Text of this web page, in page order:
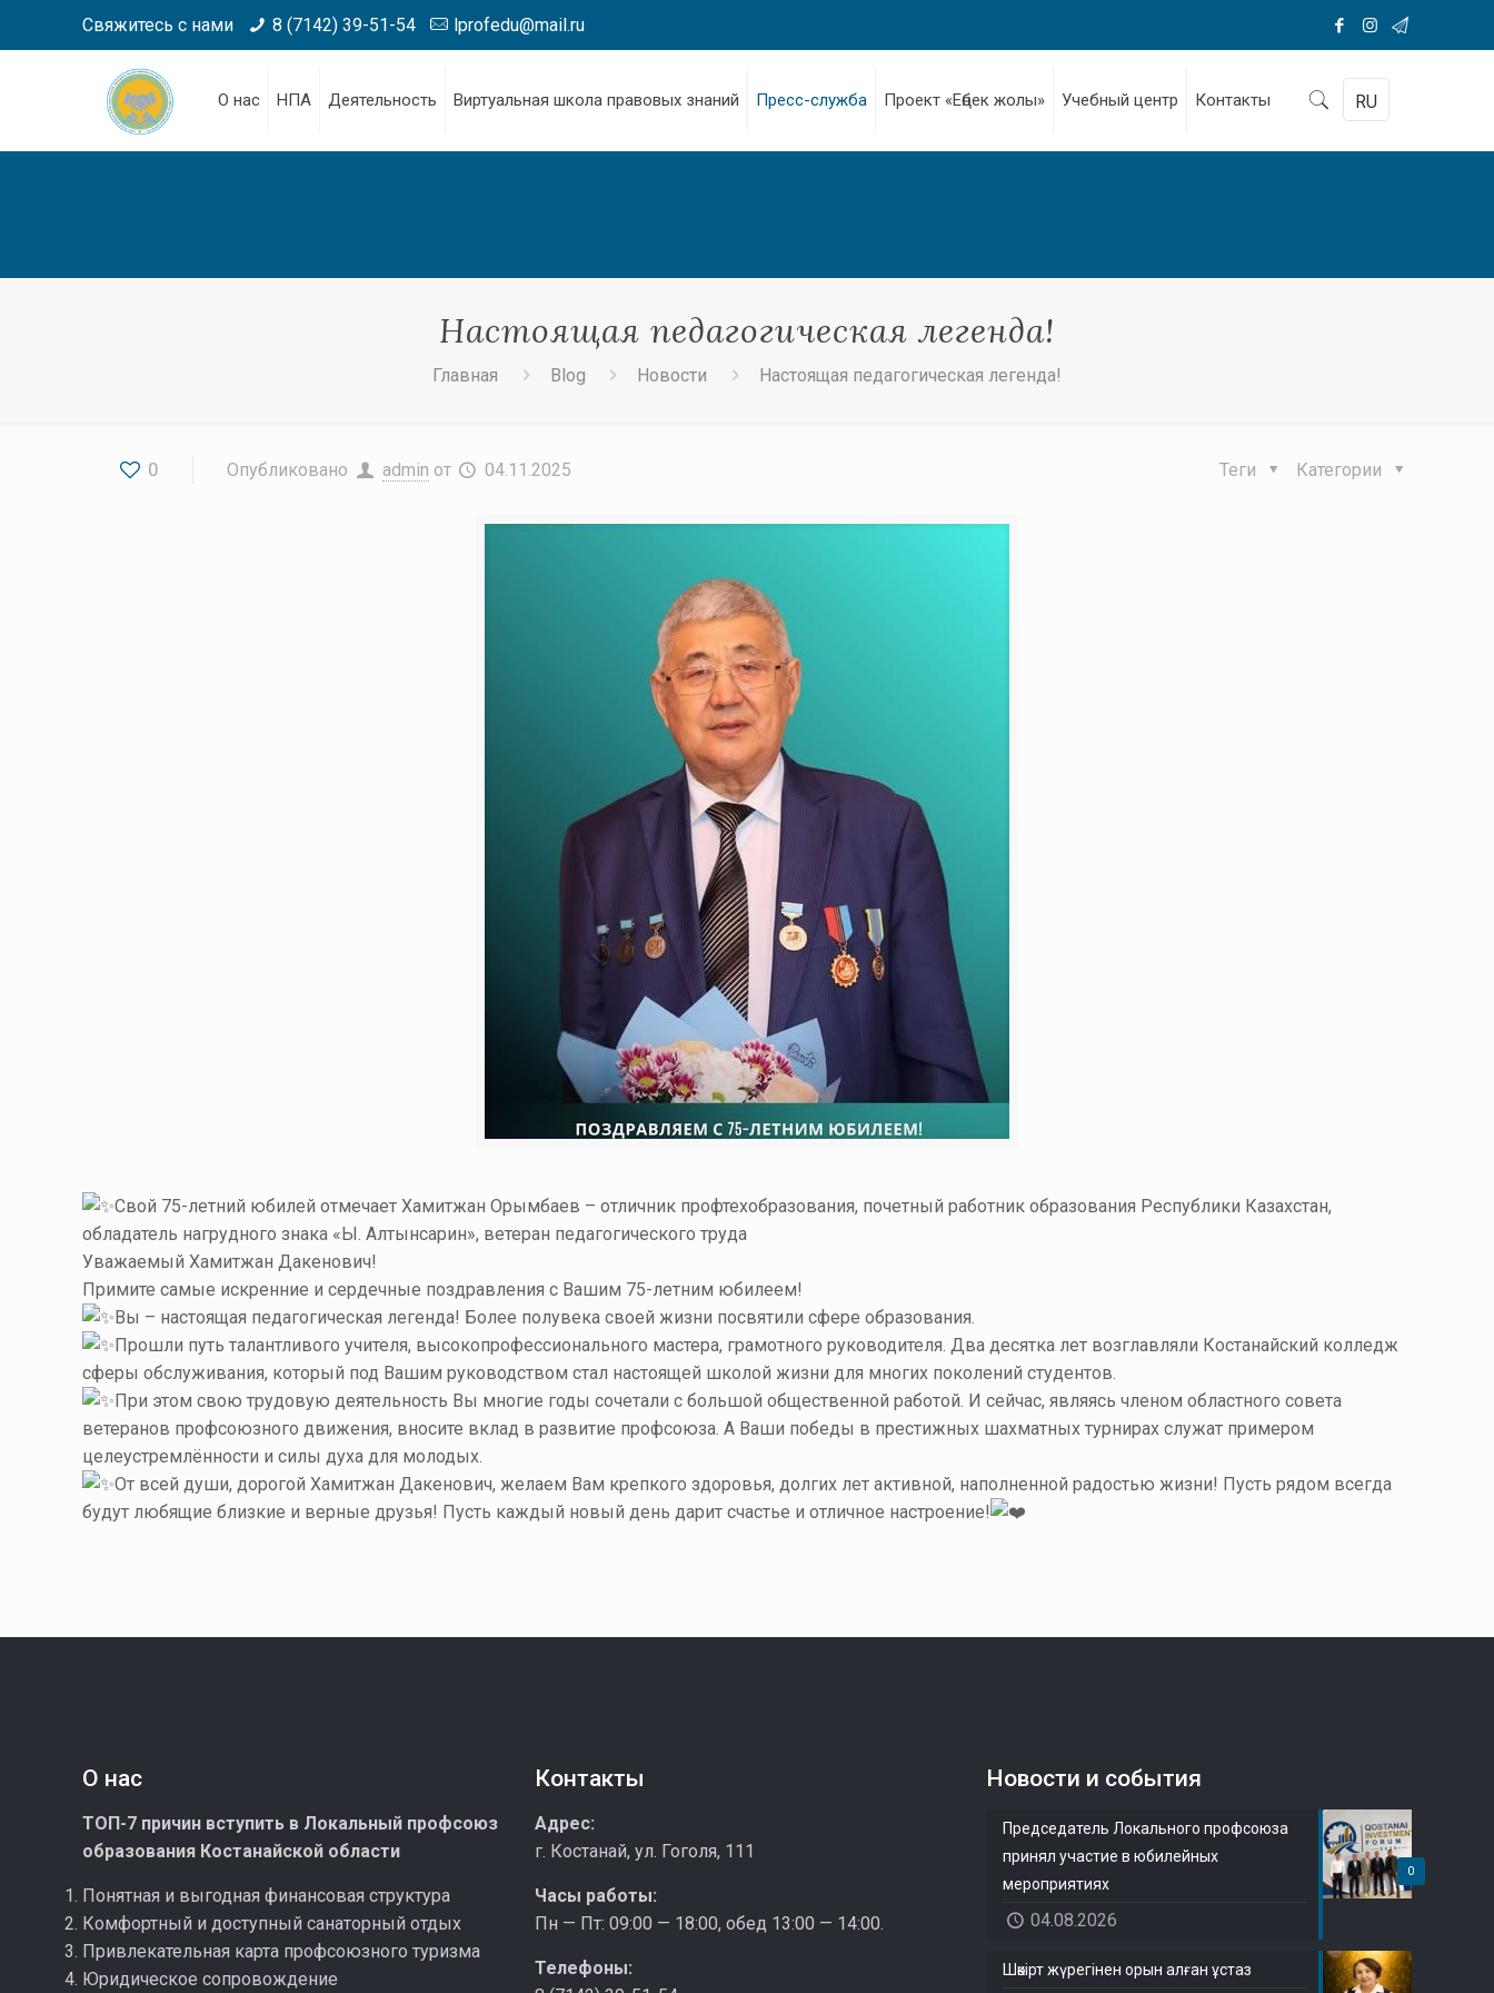
Свяжитесь с нами 8 (7142) 39-51-54 lprofedu@mail.ru
О нас НПА Деятельность Виртуальная школа правовых знаний Пресс-служба Проект «Еңбек жолы» Учебный центр Контакты RU
Настоящая педагогическая легенда!
Главная Blog Новости Настоящая педагогическая легенда!
0 Опубликовано admin от 04.11.2025 Категории
Теги
Свой 75-летний юбилей отмечает ХамитжанОрымбаев – отличник профтехобразования, почетный работник образования Республики Казахстан,
обладатель нагрудного знака «Ы. Алтынсарин», ветеран педагогического труда
Уважаемый Хамитжан Дакенович!
Примите самые искренние и сердечные поздравления с Вашим 75-летним юбилеем!
Вы – настоящая педагогическая легенда! Более полувека своей жизни посвятили сфере образования.
Прошли путь талантливого учителя, высокопрофессионального мастера, грамотного руководителя. Два десятка лет возглавляли Костанайский колледж
сферы обслуживания, который под Вашим руководством стал настоящей школой жизни для многих поколений студентов.
При этом свою трудовую деятельность Вы многие годы сочетали с большой общественной работой. И сейчас, являясь членом областного совета
ветеранов профсоюзного движения, вносите вклад в развитие профсоюза. А Ваши победы в престижных шахматных турнирах служат примером
целеустремлённости и силы духа для молодых.
От всей души, дорогой Хамитжан Дакенович, желаем Вам крепкого здоровья, долгих лет активной, наполненной радостью жизни! Пусть рядом всегда
будут любящие близкие и верные друзья! Пусть каждый новый день дарит счастье и отличное настроение!
О нас
ТОП-7 причин вступить в Локальный профсоюз
образования Костанайской области
Понятная и выгодная финансовая структура
Комфортный и доступный санаторный отдых
Привлекательная карта профсоюзного туризма
Юридическое сопровождение
Контакты
Адрес:
г. Костанай, ул. Гоголя, 111
Часы работы:
Пн — Пт: 09:00 — 18:00, обед 13:00 — 14:00.
Телефоны:
Новости и события
0
Председатель Локального профсоюза
принял участие в юбилейных
мероприятиях
04.08.2026
Шәкірт жүрегінен орын алған ұстаз